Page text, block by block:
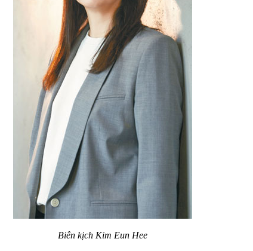
Biên kịch Kim Eun Hee